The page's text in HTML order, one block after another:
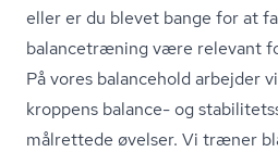
eller er du blevet bange for at
balancetræning være relevant
På vores balancehold arbejder
kroppens balance- og
målrettede øvelser. Vi træner